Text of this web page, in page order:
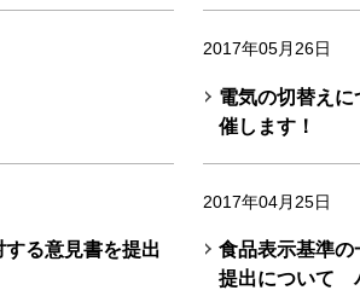
2017年05月26日
電気の切替え
催します！
る意見書を提出
2017年04月25日
食品表示基準
提出について